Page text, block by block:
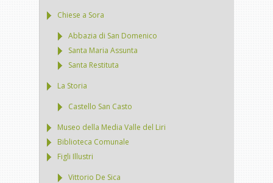
Chiese a Sora
Abbazia di San Domenico
Santa Maria Assunta
Santa Restituta
La Storia
Castello San Casto
Museo della Media Valle del Liri
Biblioteca Comunale
Figli Illustri
Vittorio De Sica